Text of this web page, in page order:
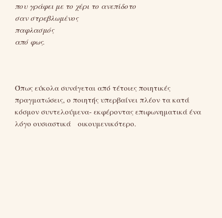
που γράφει με το χέρι το ανεπίδοτο
σαν στρεβλωμένος
παφλασμός
από φως.
Όπως εύκολα συνάγεται από τέτοιες ποιητικές
πραγματώσεις, ο ποιητής υπερβαίνει πλέον τα κατά
κόσμον συντελούμενα- εκφέροντας επιφωνηματικά ένα
λόγο ουσιαστικά οικουμενικότερο.